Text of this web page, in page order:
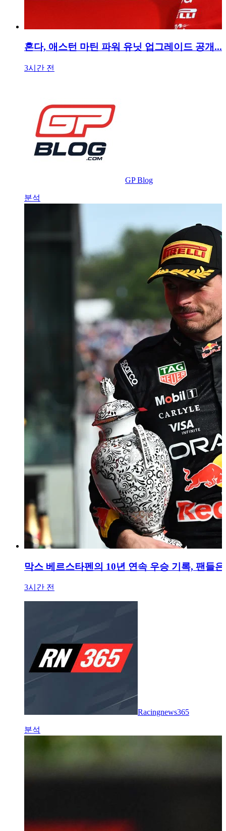
혼다, 애스턴 마틴 파워 유닛 업그레이드 공개
3시간 전
GP Blog
분석
막스 베르스타펜의 10년 연속 우승 기록, 팬들
3시간 전
Racingnews365
분석